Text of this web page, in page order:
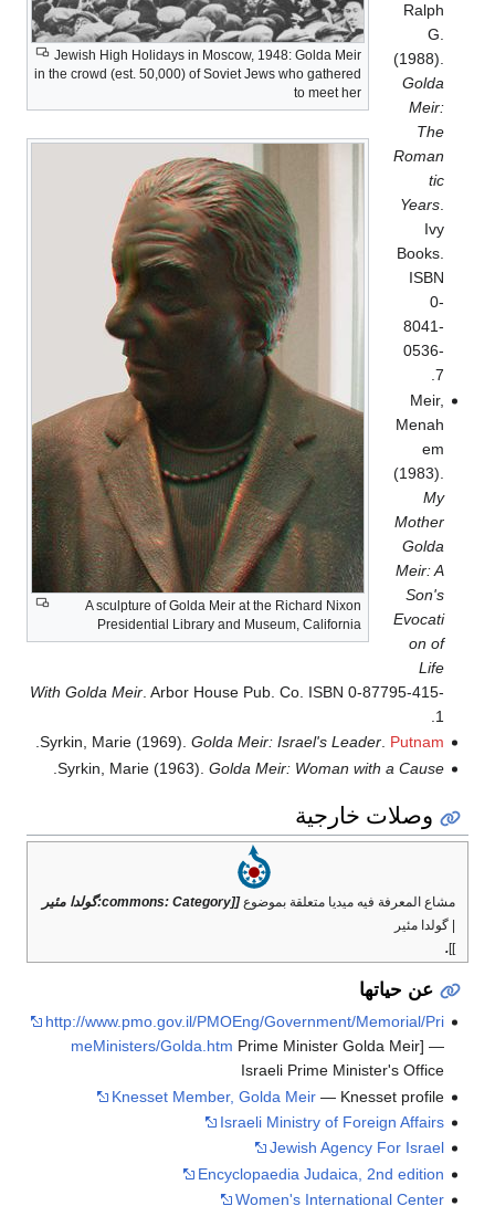
Jewish High Holidays in Moscow, 1948: Golda Meir
in the crowd (est. 50,000) of Soviet Jews who gathered
to meet her
A sculpture of Golda Meir at the Richard Nixon
Presidential Library and Museum, California
Ralph
G.
(1988).
Golda
Meir:
The
Roman
tic
Years.
Ivy
Books.
ISBN
0-
8041-
0536-
7.
Meir,
Menah
em
(1983).
My
Mother
Golda
Meir: A
Son's
Evocati
on of
Life
With Golda Meir. Arbor House Pub. Co. ISBN 0-87795-415-
1.
Syrkin, Marie (1969). Golda Meir: Israel's Leader. Putnam
.
Syrkin, Marie (1963). Golda Meir: Woman with a Cause
وصلات خارجية
مشاع المعرفة فيه ميديا متعلقة بموضوع[[commons: Category:گولدا مئير
| گولدا مئير
]]
.
عن حياتها
http://www.pmo.gov.il/PMOEng/Government/Memorial/Pri
meMinisters/Golda.htm Prime Minister Golda Meir] —
Israeli Prime Minister's Office
Knesset Member, Golda Meir— Knesset profile
Israeli Ministry of Foreign Affairs
Jewish Agency For Israel
Encyclopaedia Judaica, 2nd edition
Women's International Center